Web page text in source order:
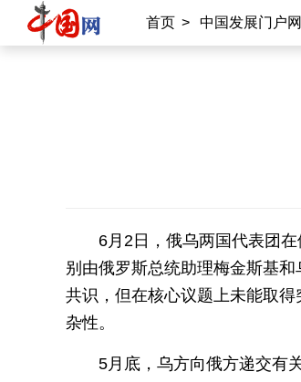
首页 > 中国发展门户网
6月2日，俄乌两国代表团
别由俄罗斯总统助理梅金斯基
共识，但在核心议题上未能取
杂性。
5月底，乌方向俄方递交有